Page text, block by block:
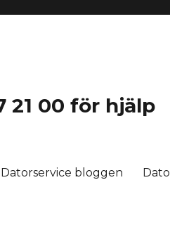
21 00 för hjälp
Datorservice bloggen